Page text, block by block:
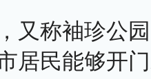
称袖珍公园
居民能够开